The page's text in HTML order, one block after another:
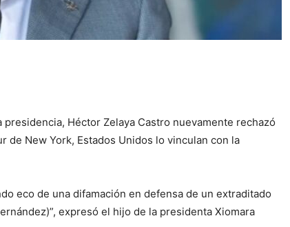
Héctor Zelaya Castro nuevamente rechazó
de New York, Estados Unidos lo vinculan con la
eco de una difamación en defensa de un extraditado
expresó el hijo de la presidenta Xiomara